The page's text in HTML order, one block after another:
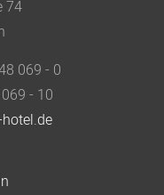
74
069 - 0
- 10